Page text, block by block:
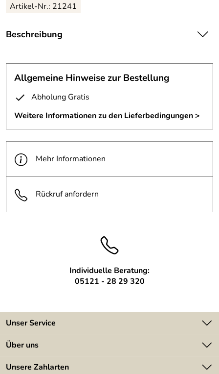
Artikel-Nr.: 21241
Beschreibung
Leuchten zu montieren.
Allgemeine Hinweise zur Bestellung
Abholung Gratis
Weitere Informationen zu den Lieferbedingungen >
Mehr Informationen
Rückruf anfordern
Individuelle Beratung:
05121 - 28 29 320
Unser Service
Kontakt
Über uns
Angebote
Unsere Zahlarten